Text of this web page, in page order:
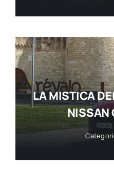
LA MISTICA
NISSAN